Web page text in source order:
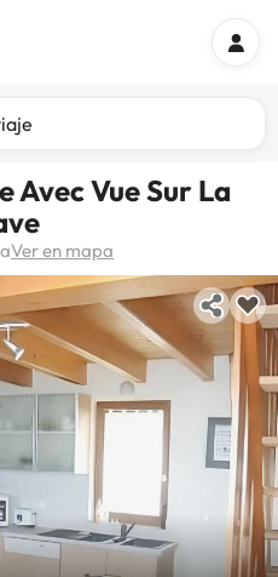
Avec Vue Sur La
Ver en mapa